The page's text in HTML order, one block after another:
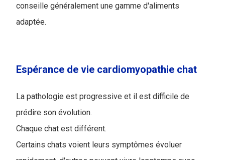
conseille généralement une gamme d'aliments
adaptée.
Espérance de vie cardiomyopathie chat
La pathologie est progressive et il est difficile de
prédire son évolution.
Chaque chat est différent.
Certains chats voient leurs symptômes évoluer